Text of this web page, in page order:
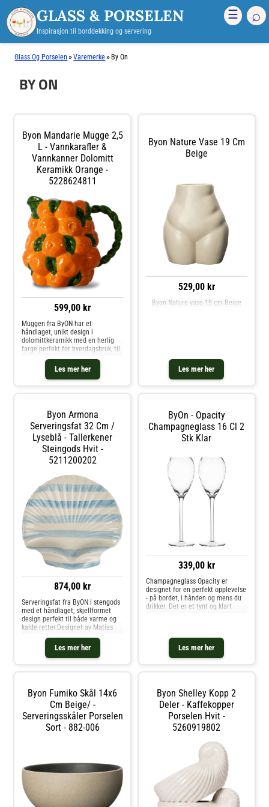
GLASS & PORSELEN
Inspirasjon til borddekking og servering
☰ ⌕
Glass Og Porselen »Varemerke » By On
BY ON
Byon Mandarie Mugge 2,5
L - Vannkarafler &
Vannkanner Dolomitt
Keramikk Orange -
5228624811
599,00 kr
Les mer her
Muggen fra ByON har et
håndlaget, unikt design i
dolomittkeramikk med en herlig
farge perfekt for hverdagsbruk, til
Kombiner med andre deler i
serien og skap din personlige look.
Om muggen fra ByON- Lekent,
muggen med en Mandarie kopp
med tallerken fra ByON.- Bredde:
190 mm.- Høyde: 200 mm.-
Lengde: 230 mm.- Vekt: 1.1 kg.
Vedlikeholdsinstruksjoner for
muggen- Tåler oppvaskmaskin.
Kjøp Vannkarafler & Vannkanner
og andre Vann, Kaffe & Te hos
Royal Design.
Byon Nature Vase 19 Cm
Beige
529,00 kr
Les mer her
Byon Nature vase 19 cm Beige
Byon Armona
Serveringsfat 32 Cm /
Lyseblå - Tallerkener
Steingods Hvit -
5211200202
874,00 kr
Les mer her
Serveringsfat fra ByON i stengods
med et håndlaget, skjellformet
design perfekt til både varme og
kalde retter.Designet av Matias
Belo og Byon Studio.Om
serveringsfatet fra ByON-
Designet av Matias Belo og Byon
Studio.- Hver artikkel er unik på
Armona.Vedlikeholdsinstruksjoner
for serveringsfatet- Tåler
oppvaskmaskin. Kjøp Tallerkener
og andre Tallerkener hos Royal
ByOn - Opacity
Champagneglass 16 Cl 2
Stk Klar
339,00 kr
Les mer her
Champagneglass Opacity er
designet for en perfekt opplevelse
- på bordet, i hånden og mens du
drikker. Det er et tynt og klart
luksus og cockiness. Kan vaske
Byon Fumiko Skål 14x6
Cm Beige/ -
Serveringsskåler Porselen
Sort - 882-006
Byon Shelley Kopp 2
Deler - Kaffekopper
Porselen Hvit -
5260919802